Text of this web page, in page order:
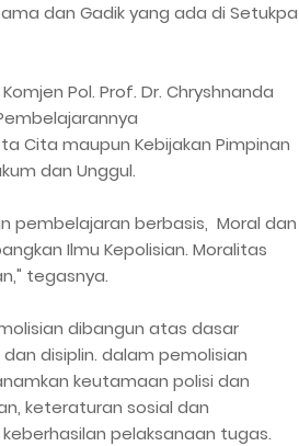
dan Gadik yang ada di Setukpa
Pol. Prof. Dr. Chryshnanda
Cita maupun Kebijakan Pimpinan
dan Unggul.
pembelajaran berbasis, Moral dan
Ilmu Kepolisian. Moralitas
tegasnya.
dibangun atas dasar
disiplin. dalam pemolisian
keutamaan polisi dan
keteraturan sosial dan
pelaksanaan tugas.